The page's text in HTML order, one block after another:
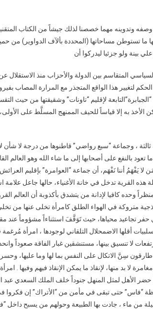
وصفه وتدوينه مهما خصصنا لذلك جيشاً من الكتاب
تستوطن مساحاتها (المحددة بألآف الدواوير) من
بينة ولو جزئيا ليدركوا أن
المتقاسم بين الدولة والأحزاب منذ الاستقلال
لتغيير هذا الواقع المتجذر مع المرارة المصاب
لإقليم “تاونات” وشقيقتها من حيث
الأخذ به إلا قياساً للحيف الممنهج المسلَّط على الأولى،
، وجماعة “سبع رواضي” قاطنوها من درجة لا شأن
بالنفع على أصحابها إلى ما شاء الله وهو العالم
يَفْهَمُ أننا نَفْهَم، أن جماعة “العوامرة” بإقليم
هذه القرية تدخل في خانة الأغنياء، حالها جاعل علامة
وحده كافيا لإدانة من يتشدق بأكذوبة أن العالم
متروكة في الهواء الطلق كامرأة تخلى عنها من
حفر تجاعيد محياها، حيث تَوَقَّفَ استثناءاً مشؤوماً عند
أقلها الاضمحلال التلقاني لوجودها ، امرأة
لا تنسيق بينها، مستنشقين غبار الفاقة صعوداً
سِنَّ الاتكال على النفس بما لها وما عليها،
لا بد منها، لإنقاذ ما يمكن الإنقاذ فيهم وفيها .
حضر الأهل لمثل المنهل جنوداً خلف الملك السعدي عبد
“فاس” حتى تبقى في مأمن من “الأتراك” إن فكروا في
من ماء ، جادت بها الطبيعة وحولهم من يسبح داخل